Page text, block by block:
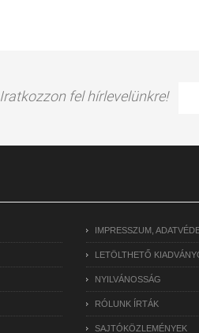
Iratkozzon fel hírlevelünkre!
IMPRESSZUM,
LETÖLTHETŐ
NYILVÁNOSSÁG
RÓLUNK ÍRTÁK
SAJTÓKÖZLEMÉNYEK